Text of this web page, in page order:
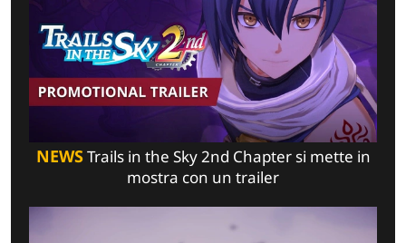
NEWSTrails in the Sky 2nd Chapter si mette in
mostra con un trailer